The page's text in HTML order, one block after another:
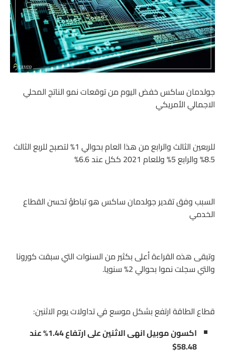
جولدمان ساكس خفض اليوم من توقعات نمو الناتج المحلي
الاجمالي الأمريكي
للربعين الثالث والرابع من هذا العام بحوالي 1% لتصبح للربع الثالث
8.5% والرابع 5% وللعام 2021 ككل عند 6.6%
السبب وفق تقدير جولدمان ساكس هو تباطؤ تحسن القطاع
الخدمي
وتبقى هذه القراءة أعلى بكثير من السنوات التي سبقت كورونا
والتي سجلت نموا بحوالي 2% سنويا.
قطاع الطاقة ارتفع بشكل موسع في تداولات يوم الاثنين:
اكسون موبيل انهى الاثنين على ارتفاع 1.44% عند
58.48$